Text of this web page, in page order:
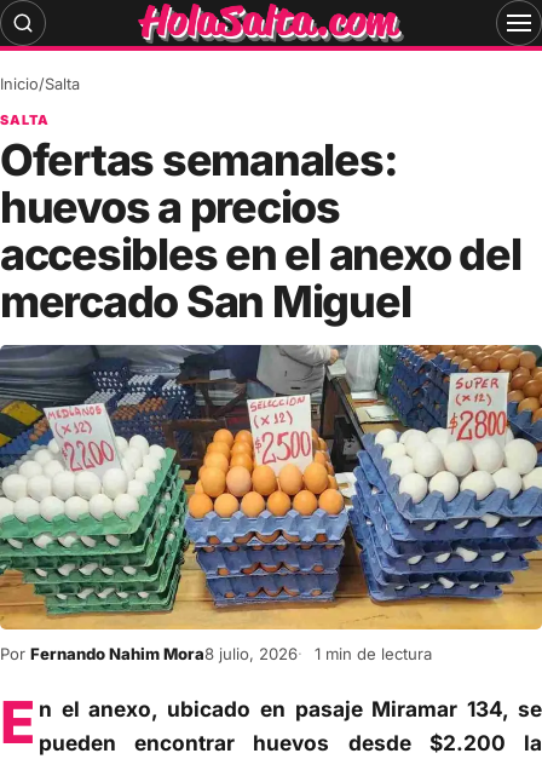
Skip
to
Inicio/Salta
SALTA
Ofertas semanales:
huevos a precios
accesibles en el anexo del
mercado San Miguel
Por Fernando Nahim Mora8 julio, 2026 1 min de lectura
E n el anexo, ubicado en pasaje Miramar 134, se
pueden encontrar huevos desde $2.200 la